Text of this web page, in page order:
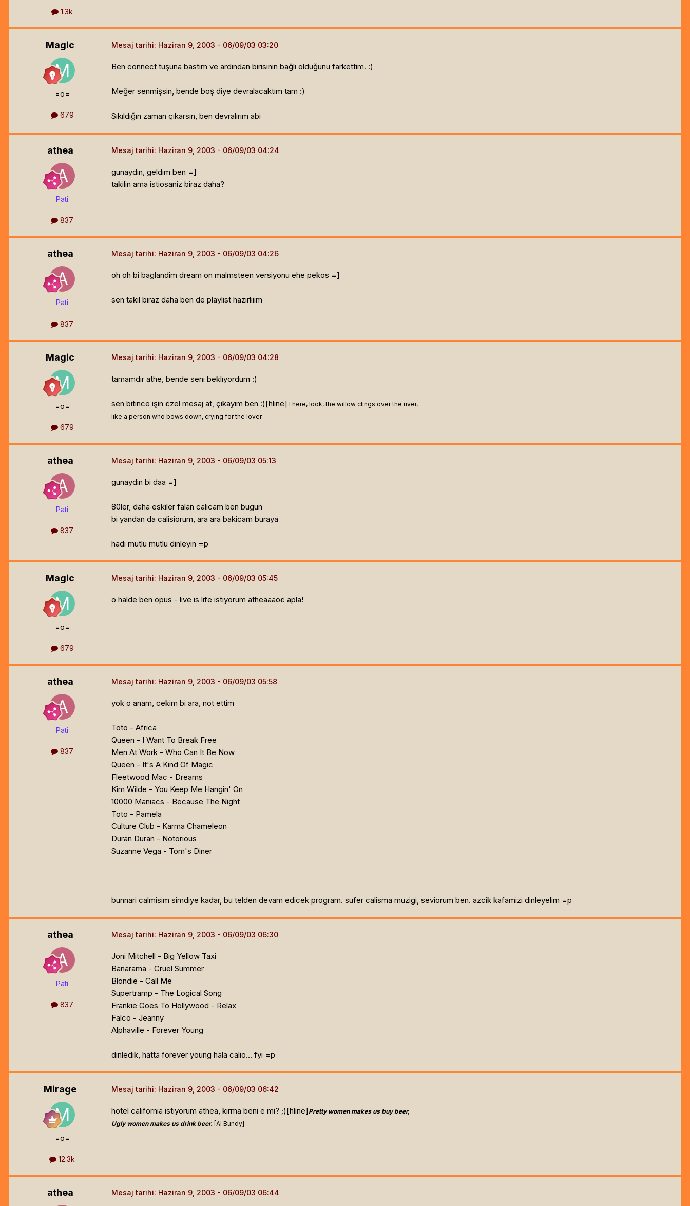
1.3k
Magic
=o=
679
Mesaj tarihi: Haziran 9, 2003
Ben connect tuşuna bastım ve ardından birisinin bağlı olduğunu farkettim. :)
Meğer senmişsin, bende boş diye devralacaktım tam :)
Sıkıldığın zaman çıkarsın, ben devralırım abi
athea
Pati
837
Mesaj tarihi: Haziran 9, 2003
gunaydin, geldim ben =]
takilin ama istiosaniz biraz daha?
athea
Pati
837
Mesaj tarihi: Haziran 9, 2003
oh oh bi baglandim dream on malmsteen versiyonu ehe pekos =]
sen takil biraz daha ben de playlist hazirliiim
Magic
=o=
679
Mesaj tarihi: Haziran 9, 2003
tamamdır athe, bende seni bekliyordum :)
sen bitince işin özel mesaj at, çıkayım ben :)[hline] There, look, the willow clings over the river,
like a person who bows down, crying for the lover.
athea
Pati
837
Mesaj tarihi: Haziran 9, 2003
gunaydin bi daa =]
80ler, daha eskiler falan calicam ben bugun
bi yandan da calisiorum, ara ara bakicam buraya
hadi mutlu mutlu dinleyin =p
Magic
=o=
679
Mesaj tarihi: Haziran 9, 2003
o halde ben opus - live is life istiyorum atheaaaöö apla!
athea
Pati
837
Mesaj tarihi: Haziran 9, 2003
yok o anam, cekim bi ara, not ettim
Toto - Africa
Queen - I Want To Break Free
Men At Work - Who Can It Be Now
Queen - It's A Kind Of Magic
Fleetwood Mac - Dreams
Kim Wilde - You Keep Me Hangin' On
10000 Maniacs - Because The Night
Toto - Pamela
Culture Club - Karma Chameleon
Duran Duran - Notorious
Suzanne Vega - Tom's Diner
bunnari calmisim simdiye kadar, bu telden devam edicek program. sufer calisma muzigi, seviorum ben. azcik kafamizi dinleyelim =p
athea
Pati
837
Mesaj tarihi: Haziran 9, 2003
Joni Mitchell - Big Yellow Taxi
Banarama - Cruel Summer
Blondie - Call Me
Supertramp - The Logical Song
Frankie Goes To Hollywood - Relax
Falco - Jeanny
Alphaville - Forever Young
dinledik, hatta forever young hala calio... fyi =p
Mirage
=o=
12.3k
Mesaj tarihi: Haziran 9, 2003
hotel california istiyorum athea, kırma beni e mi? ;)[hline] Pretty women makes us buy beer,
Ugly women makes us drink beer. [Al Bundy]
athea Mesaj tarihi: Haziran 9, 2003